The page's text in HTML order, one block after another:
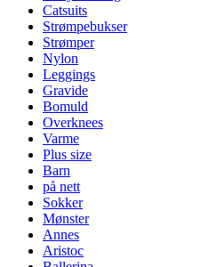
Catsuits
Strømpebukser
Strømper
Nylon
Leggings
Gravide
Bomuld
Overknees
Varme
Plus size
Barn
på nett
Sokker
Mønster
Annes
Aristoc